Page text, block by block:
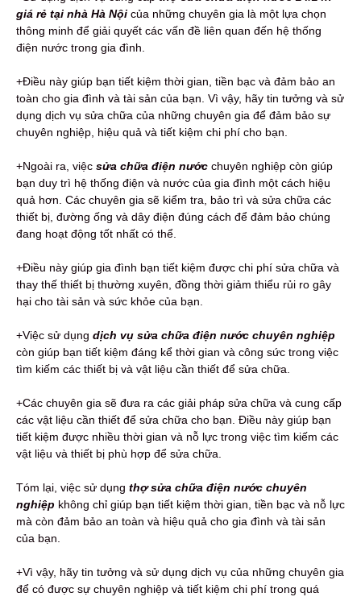
giá rẻ tại nhà Hà Nội của những chuyên gia là một lựa chọn
thông minh để giải quyết các vấn đề liên quan đến hệ thống
điện nước trong gia đình.
+Điều này giúp bạn tiết kiệm thời gian, tiền bạc và đảm bảo an
toàn cho gia đình và tài sản của bạn. Vì vậy, hãy tin tưởng và sử
dụng dịch vụ sửa chữa của những chuyên gia để đảm bảo sự
chuyên nghiệp, hiệu quả và tiết kiệm chi phí cho bạn.
+Ngoài ra, việc sửa chữa điện nước chuyên nghiệp còn giúp
bạn duy trì hệ thống điện và nước của gia đình một cách hiệu
quả hơn. Các chuyên gia sẽ kiểm tra, bảo trì và sửa chữa các
thiết bị, đường ống và dây điện đúng cách để đảm bảo chúng
đang hoạt động tốt nhất có thể.
+Điều này giúp gia đình bạn tiết kiệm được chi phí sửa chữa và
thay thế thiết bị thường xuyên, đồng thời giảm thiểu rủi ro gây
hại cho tài sản và sức khỏe của bạn.
+Việc sử dụng dịch vụ sửa chữa điện nước chuyên nghiệp
còn giúp bạn tiết kiệm đáng kể thời gian và công sức trong việc
tìm kiếm các thiết bị và vật liệu cần thiết để sửa chữa.
+Các chuyên gia sẽ đưa ra các giải pháp sửa chữa và cung cấp
các vật liệu cần thiết để sửa chữa cho bạn. Điều này giúp bạn
tiết kiệm được nhiều thời gian và nỗ lực trong việc tìm kiếm các
vật liệu và thiết bị phù hợp để sửa chữa.
Tóm lại, việc sử dụng thợ sửa chữa điện nước chuyên
nghiệp không chỉ giúp bạn tiết kiệm thời gian, tiền bạc và nỗ lực
mà còn đảm bảo an toàn và hiệu quả cho gia đình và tài sản
của bạn.
+Vì vậy, hãy tin tưởng và sử dụng dịch vụ của những chuyên gia
để có được sự chuyên nghiệp và tiết kiệm chi phí trong quá